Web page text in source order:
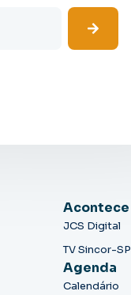
Acontece
JCS Digital
TV Sincor-SP
Agenda
Calendário